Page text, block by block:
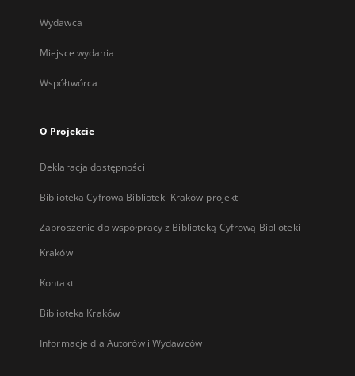
Wydawca
Miejsce wydania
Współtwórca
O Projekcie
Deklaracja dostępności
Biblioteka Cyfrowa Biblioteki Kraków-projekt
Zaproszenie do współpracy z Biblioteką Cyfrową Biblioteki
Kraków
Kontakt
Biblioteka Kraków
Informacje dla Autorów i Wydawców